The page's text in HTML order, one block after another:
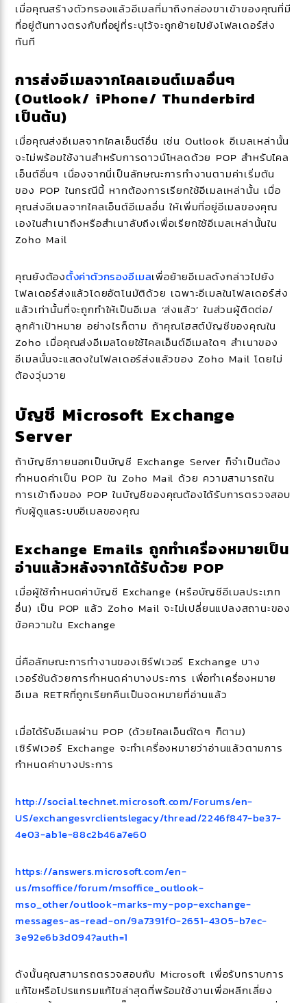
เมื่อคุณสร้างตัวกรองแล้วอีเมลที่มาถึงกล่องขาเข้าของคุณที่มี
ที่อยู่ต้นทางตรงกับที่อยู่ที่ระบุไว้จะถูกย้ายไปยังโฟลเดอร์ส่ง
ทันที
การส่งอีเมลจากไคลเอนต์เมลอื่นๆ
(Outlook/ iPhone/ Thunderbird
เป็นต้น)
เมื่อคุณส่งอีเมลจากไคลเอ็นต์อื่น เช่น Outlook อีเมลเหล่านั้น
จะไม่พร้อมใช้งานสำหรับการดาวน์โหลดด้วย POP สำหรับไคล
เอ็นต์อื่นๆ เนื่องจากนี่เป็นลักษณะการทำงานตามค่าเริ่มต้น
ของ POP ในกรณีนี้ หากต้องการเรียกใช้อีเมลเหล่านั้น เมื่อ
คุณส่งอีเมลจากไคลเอ็นต์อีเมลอื่น ให้เพิ่มที่อยู่อีเมลของคุณ
เองในสำเนาถึงหรือสำเนาลับถึงเพื่อเรียกใช้อีเมลเหล่านั้นใน
Zoho Mail
คุณยังต้องตั้งค่าตัวกรองอีเมลเพื่อย้ายอีเมลดังกล่าวไปยัง
โฟลเดอร์ส่งแล้วโดยอัตโนมัติด้วย เฉพาะอีเมลในโฟลเดอร์ส่ง
แล้วเท่านั้นที่จะถูกทำให้เป็นอีเมล ‘ส่งแล้ว’ ในส่วนผู้ติดต่อ/
ลูกค้าเป้าหมาย อย่างไรก็ตาม ถ้าคุณโฮสต์บัญชีของคุณใน
Zoho เมื่อคุณส่งอีเมลโดยใช้ไคลเอ็นต์อีเมลใดๆ สำเนาของ
อีเมลนั้นจะแสดงในโฟลเดอร์ส่งแล้วของ Zoho Mail โดยไม่
ต้องวุ่นวาย
บัญชี Microsoft Exchange
Server
ถ้าบัญชีภายนอกเป็นบัญชี Exchange Server ก็จำเป็นต้อง
กำหนดค่าเป็น POP ใน Zoho Mail ด้วย ความสามารถใน
การเข้าถึงของ POP ในบัญชีของคุณต้องได้รับการตรวจสอบ
กับผู้ดูแลระบบอีเมลของคุณ
Exchange Emails ถูกทำเครื่องหมายเป็น
อ่านแล้วหลังจากได้รับด้วย POP
เมื่อผู้ใช้กำหนดค่าบัญชี Exchange (หรือบัญชีอีเมลประเภท
อื่น) เป็น POP แล้ว Zoho Mail จะไม่เปลี่ยนแปลงสถานะของ
ข้อความใน Exchange
นี่คือลักษณะการทำงานของเซิร์ฟเวอร์ Exchange บาง
เวอร์ชันด้วยการกำหนดค่าบางประการ เพื่อทำเครื่องหมาย
อีเมล RETRที่ถูกเรียกคืนเป็นจดหมายที่อ่านแล้ว
เมื่อได้รับอีเมลผ่าน POP (ด้วยไคลเอ็นต์ใดๆ ก็ตาม)
เซิร์ฟเวอร์ Exchange จะทำเครื่องหมายว่าอ่านแล้วตามการ
กำหนดค่าบางประการ
http://social.technet.microsoft.com/Forums/en-
US/exchangesvrclientslegacy/thread/2246f847-be37-
4e03-ab1e-88c2b46a7e60
https://answers.microsoft.com/en-
us/msoffice/forum/msoffice_outlook-
mso_other/outlook-marks-my-pop-exchange-
messages-as-read-on/9a7391f0-2651-4305-b7ec-
3e92e6b3d094?auth=1
ดังนั้นคุณสามารถตรวจสอบกับ Microsoft เพื่อรับทราบการ
แก้ไขหรือโปรแกรมแก้ไขล่าสุดที่พร้อมใช้งานเพื่อหลีกเลี่ยง